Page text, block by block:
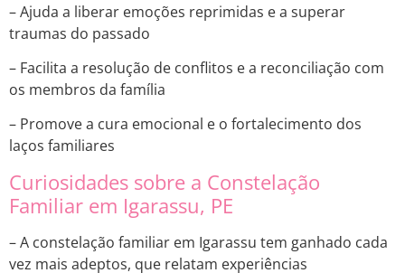
– Ajuda a liberar emoções reprimidas e a superar
traumas do passado
– Facilita a resolução de conflitos e a reconciliação com
os membros da família
– Promove a cura emocional e o fortalecimento dos
laços familiares
Curiosidades sobre a Constelação
Familiar em Igarassu, PE
– A constelação familiar em Igarassu tem ganhado cada
vez mais adeptos, que relatam experiências